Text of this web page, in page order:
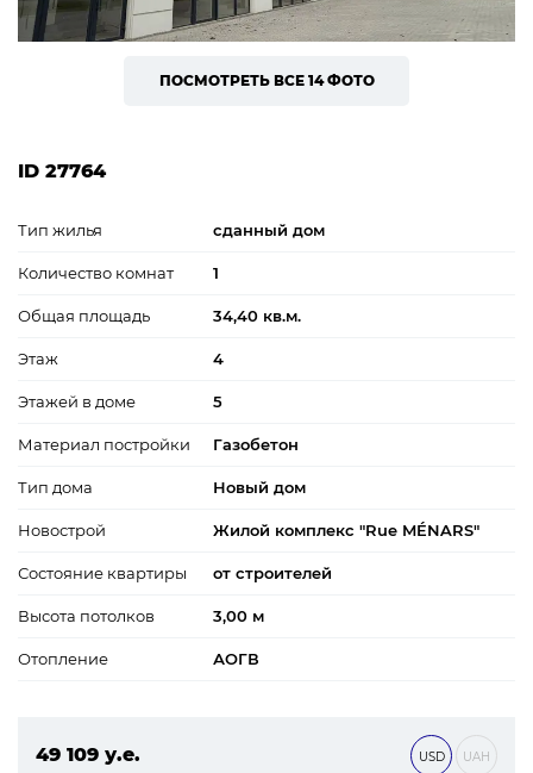
ПОСМОТРЕТЬ ВСЕ 14 ФОТО
ID 27764
Тип жилья сданный дом
Количество комнат 1
Общая площадь 34,40 кв.м.
Этаж 4
Этажей в доме 5
Материал постройки Газобетон
Тип дома Новый дом
Новострой Жилой комплекс "Rue MÉNARS"
Состояние квартиры от строителей
Высота потолков 3,00 м
Отопление АОГВ
49 109 у.е.
USD UAH